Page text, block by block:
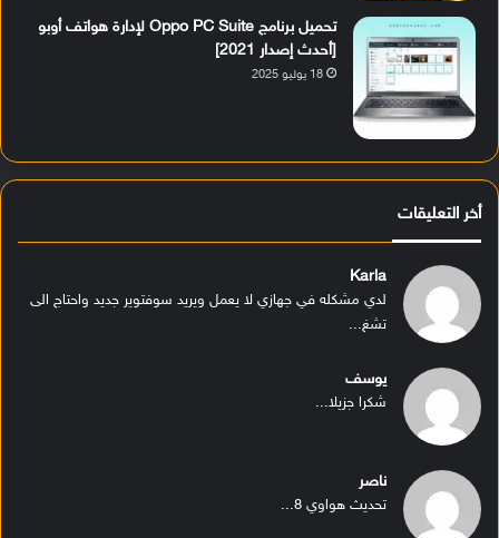
تحميل برنامج Oppo PC Suite لإدارة هواتف أوبو
[أحدث إصدار 2021]
18 يوليو 2025
أخر التعليقات
Karla
لدي مشكله في جهازي لا يعمل ويريد سوفتوير جديد واحتاج الى
تشغ...
يوسف
شكرا جزيلا...
ناصر
تحديث هواوي 8...